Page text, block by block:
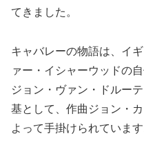
てきました。
キャバレーの物語は、イ
ァー・イシャーウッドの
ジョン・ヴァン・ドルー
基として、作曲ジョン・
よって手掛けられています